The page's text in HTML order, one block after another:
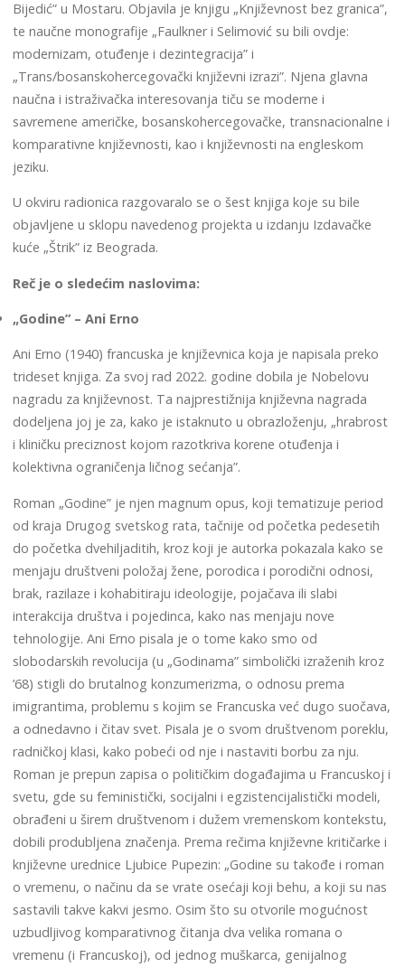
Bijedić” u Mostaru. Objavila je knjigu „Književnost bez granica”,
te naučne monografije „Faulkner i Selimović su bili ovdje:
modernizam, otuđenje i dezintegracija” i
„Trans/bosanskohercegovački književni izrazi”. Njena glavna
naučna i istraživačka interesovanja tiču se moderne i
savremene američke, bosanskohercegovačke, transnacionalne i
komparativne književnosti, kao i književnosti na engleskom
jeziku.
U okviru radionica razgovaralo se o šest knjiga koje su bile
objavljene u sklopu navedenog projekta u izdanju Izdavačke
kuće „Štrik” iz Beograda.
Reč je o sledećim naslovima:
„Godine” – Ani Erno
Ani Erno (1940) francuska je književnica koja je napisala preko
trideset knjiga. Za svoj rad 2022. godine dobila je Nobelovu
nagradu za književnost. Ta najprestižnija književna nagrada
dodeljena joj je za, kako je istaknuto u obrazloženju, „hrabrost
i kliničku preciznost kojom razotkriva korene otuđenja i
kolektivna ograničenja ličnog sećanja”.
Roman „Godine” je njen magnum opus, koji tematizuje period
od kraja Drugog svetskog rata, tačnije od početka pedesetih
do početka dvehiljaditih, kroz koji je autorka pokazala kako se
menjaju društveni položaj žene, porodica i porodični odnosi,
brak, razilaze i kohabitiraju ideologije, pojačava ili slabi
interakcija društva i pojedinca, kako nas menjaju nove
tehnologije. Ani Erno pisala je o tome kako smo od
slobodarskih revolucija (u „Godinama” simbolički izraženih kroz
’68) stigli do brutalnog konzumerizma, o odnosu prema
imigrantima, problemu s kojim se Francuska već dugo suočava,
a odnedavno i čitav svet. Pisala je o svom društvenom poreklu,
radničkoj klasi, kako pobeći od nje i nastaviti borbu za nju.
Roman je prepun zapisa o političkim događajima u Francuskoj i
svetu, gde su feministički, socijalni i egzistencijalistički modeli,
obrađeni u širem društvenom i dužem vremenskom kontekstu,
dobili produbljena značenja. Prema rečima književne kritičarke i
književne urednice Ljubice Pupezin: „Godine su takođe i roman
o vremenu, o načinu da se vrate osećaji koji behu, a koji su nas
sastavili takve kakvi jesmo. Osim što su otvorile mogućnost
uzbudljivog komparativnog čitanja dva velika romana o
vremenu (i Francuskoj), od jednog muškarca, genijalnog